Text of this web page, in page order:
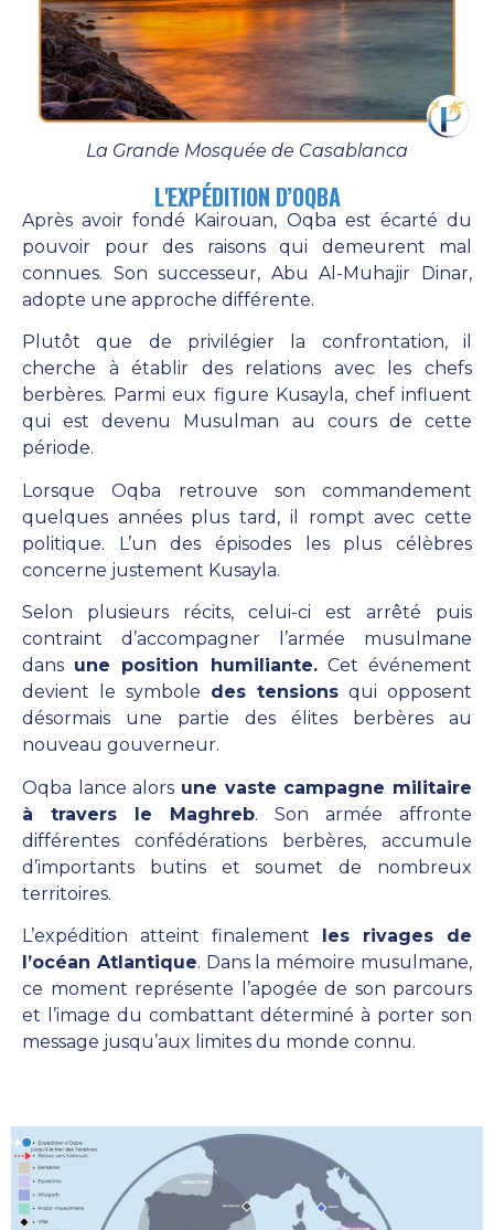
La Grande Mosquée de Casablanca
L'EXPÉDITION D’OQBA
Après avoir fondé Kairouan, Oqba est écarté du
pouvoir pour des raisons qui demeurent mal
connues. Son successeur, Abu Al-Muhajir Dinar,
adopte une approche différente.
Plutôt que de privilégier la confrontation, il
cherche à établir des relations avec les chefs
berbères. Parmi eux figure Kusayla, chef influent
qui est devenu Musulman au cours de cette
période.
Lorsque Oqba retrouve son commandement
quelques années plus tard, il rompt avec cette
politique. L’un des épisodes les plus célèbres
concerne justement Kusayla.
Selon plusieurs récits, celui-ci est arrêté puis
contraint d’accompagner l’armée musulmane
dans une position humiliante.Cet événement
devient le symbole des tensions qui opposent
désormais une partie des élites berbères au
nouveau gouverneur.
Oqba lance alors une vaste campagne militaire
à travers le Maghreb. Son armée affronte
différentes confédérations berbères, accumule
d’importants butins et soumet de nombreux
territoires.
L’expédition atteint finalement les rivages de
l’océan Atlantique. Dans la mémoire musulmane,
ce moment représente l’apogée de son parcours
et l’image du combattant déterminé à porter son
message jusqu’aux limites du monde connu.